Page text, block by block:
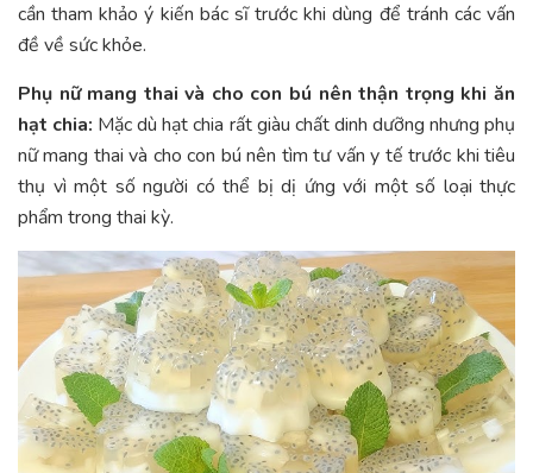
cần tham khảo ý kiến ​​bác sĩ trước khi dùng để tránh các vấn
đề về sức khỏe.
Phụ nữ mang thai và cho con bú nên thận trọng khi ăn
hạt chia: Mặc dù hạt chia rất giàu chất dinh dưỡng nhưng phụ
nữ mang thai và cho con bú nên tìm tư vấn y tế trước khi tiêu
thụ vì một số người có thể bị dị ứng với một số loại thực
phẩm trong thai kỳ.